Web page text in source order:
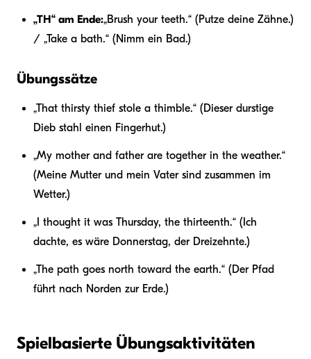
„TH“ am Ende:„Brush your teeth.“ (Putze deine Zähne.)
/ „Take a bath.“ (Nimm ein Bad.)
Übungssätze
„That thirsty thief stole a thimble.“ (Dieser durstige
Dieb stahl einen Fingerhut.)
„My mother and father are together in the weather.“
(Meine Mutter und mein Vater sind zusammen im
Wetter.)
„I thought it was Thursday, the thirteenth.“ (Ich
dachte, es wäre Donnerstag, der Dreizehnte.)
„The path goes north toward the earth.“ (Der Pfad
führt nach Norden zur Erde.)
Spielbasierte Übungsaktivitäten